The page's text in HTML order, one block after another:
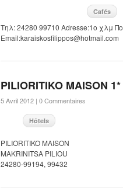
Cafés
Τηλ: 24280 99710 Adresse:1ο χλμ
Email:karaiskosfilippos@hotmail.com
PILIORITIKO MAISON 1*
5 Avril 2012 | 0 Commentaires
Hôtels
PILIORITIKO MAISON
MAKRINITSA PILIOU
24280-99194, 99432